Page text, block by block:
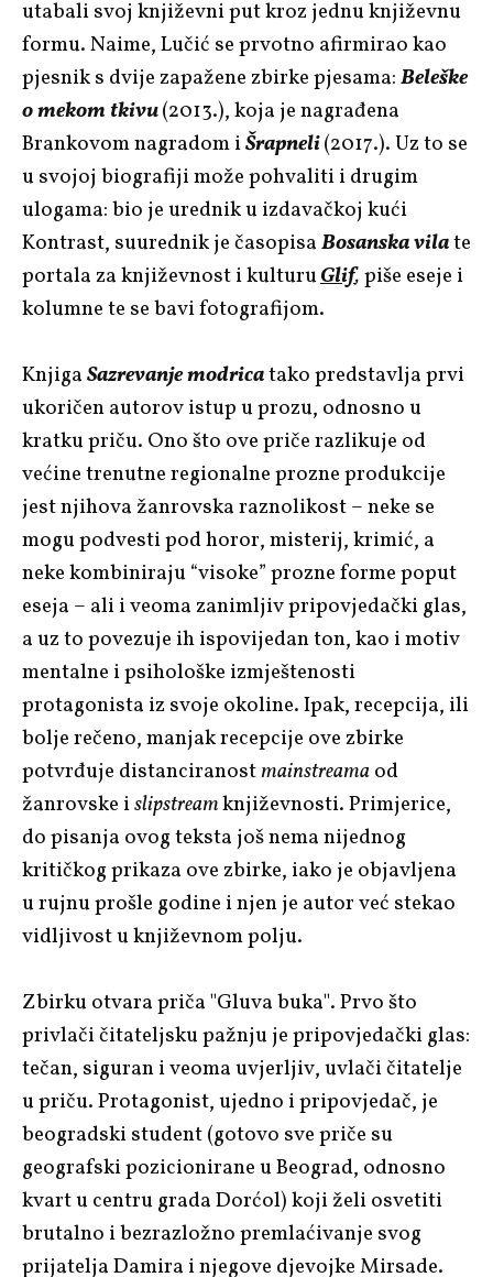
utabali svoj književni put kroz jednu književnu
formu. Naime, Lučić se prvotno afirmirao kao
pjesnik s dvije zapažene zbirke pjesama:Beleške
o mekom tkivu(2013.), koja je nagrađena
Brankovom nagradom iŠrapneli(2017.). Uz to se
u svojoj biografiji može pohvaliti i drugim
ulogama: bio je urednik u izdavačkoj kući
Kontrast, suurednik je časopisaBosanska vilate
portala za književnost i kulturuGlif,piše eseje i
kolumne te se bavi fotografijom.
KnjigaSazrevanje modricatako predstavlja prvi
ukoričen autorov istup u prozu, odnosno u
kratku priču. Ono što ove priče razlikuje od
većine trenutne regionalne prozne produkcije
jest njihova žanrovska raznolikost – neke se
mogu podvesti pod horor, misterij, krimić, a
neke kombiniraju “visoke” prozne forme poput
eseja – ali i veoma zanimljiv pripovjedački glas,
a uz to povezuje ih ispovijedan ton, kao i motiv
mentalne i psihološke izmještenosti
protagonista iz svoje okoline. Ipak, recepcija, ili
bolje rečeno, manjak recepcije ove zbirke
potvrđuje distanciranostmainstreamaod
žanrovske islipstreamknjiževnosti. Primjerice,
do pisanja ovog teksta još nema nijednog
kritičkog prikaza ove zbirke, iako je objavljena
u rujnu prošle godine i njen je autor već stekao
vidljivost u književnom polju.
Zbirku otvara priča "Gluva buka". Prvo što
privlači čitateljsku pažnju je pripovjedački glas:
tečan, siguran i veoma uvjerljiv, uvlači čitatelje
u priču. Protagonist, ujedno i pripovjedač, je
beogradski student (gotovo sve priče su
geografski pozicionirane u Beograd, odnosno
kvart u centru grada Dorćol) koji želi osvetiti
brutalno i bezrazložno premlaćivanje svog
prijatelja Damira i njegove djevojke Mirsade.